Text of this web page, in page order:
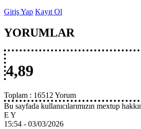
Giriş Yap Kayıt Ol
YORUMLAR
4,89
Toplam : 16512 Yorum
Bu sayfada kullanıcılarımızın mextup
E Y
15:54 - 03/03/2026